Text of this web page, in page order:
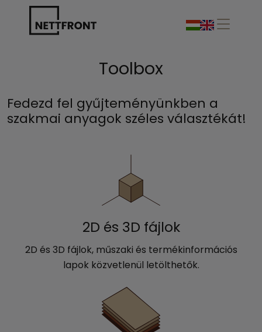
Toolbox
Fedezd fel gyűjteményünkben a
szakmai anyagok széles választékát!
2D és 3D fájlok
2D és 3D fájlok, műszaki és termékinformációs
lapok közvetlenül letölthetők.